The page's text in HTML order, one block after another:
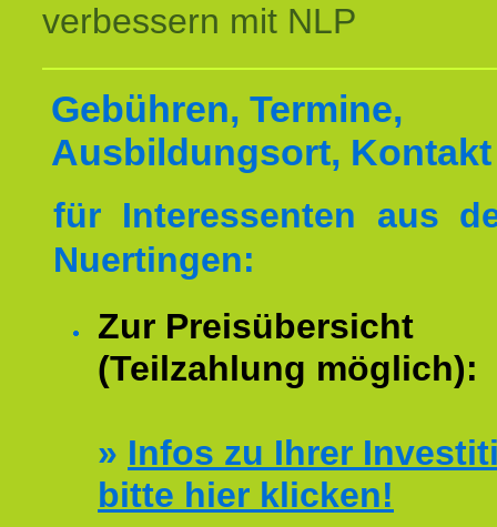
verbessern mit NLP
Gebühren, Termine,
Ausbildungsort, Kontakt
für Interessenten aus
Nuertingen:
Zur Preisübersicht
(Teilzahlung möglich):
» Infos zu Ihrer
bitte hier klicken!